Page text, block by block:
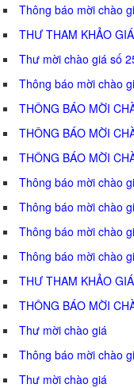
Thông báo mời chào
THƯ THAM KHẢO
Thư mời chào giá số
Thông báo mời chào
THÔNG BÁO MỜI
THÔNG BÁO MỜI
THÔNG BÁO MỜI
Thông báo mời chào
Thông báo mời chào
Thông báo mời chào
Thông báo mời chào
THƯ THAM KHẢO
THÔNG BÁO MỜI
Thư mời chào giá
Thông báo mời chào
Thư mời chào giá